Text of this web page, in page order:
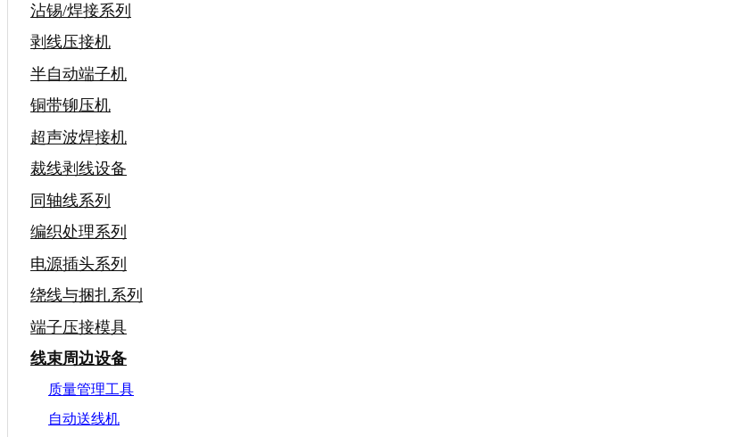
沾锡/焊接系列
剥线压接机
半自动端子机
铜带铆压机
超声波焊接机
裁线剥线设备
同轴线系列
编织处理系列
电源插头系列
绕线与捆扎系列
端子压接模具
线束周边设备
质量管理工具
自动送线机